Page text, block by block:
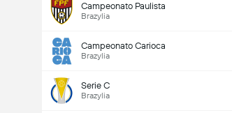
Campeonato Paulista
Brazylia
Campeonato Carioca
Brazylia
Serie C
Brazylia